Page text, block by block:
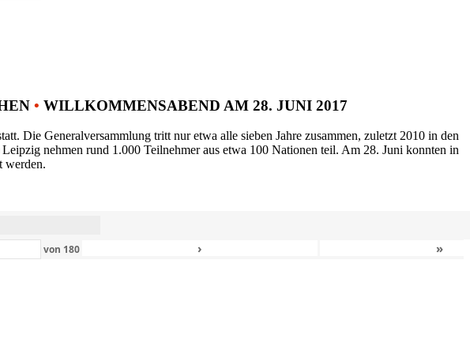
• WILLKOMMENSABEND AM 28. JUNI 2017
Die Generalversammlung tritt nur etwa alle sieben Jahre zusammen, zuletzt 2010 in den
nehmen rund 1.000 Teilnehmer aus etwa 100 Nationen teil. Am 28. Juni konnten in
werden.
von 180 › »